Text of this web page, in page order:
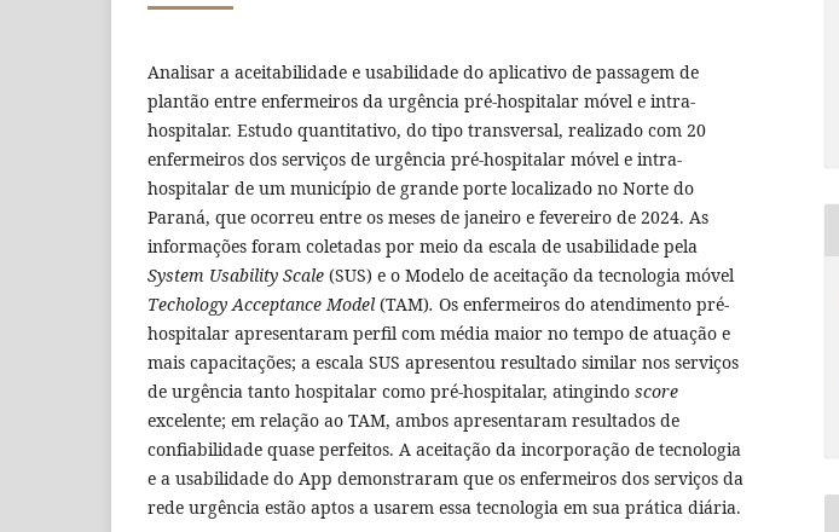
Analisar a aceitabilidade e usabilidade do aplicativo de passagem de
plantão entre enfermeiros da urgência pré-hospitalar móvel e intra-
hospitalar. Estudo quantitativo, do tipo transversal, realizado com 20
enfermeiros dos serviços de urgência pré-hospitalar móvel e intra-
hospitalar de um município de grande porte localizado no Norte do
Paraná, que ocorreu entre os meses de janeiro e fevereiro de 2024. As
informações foram coletadas por meio da escala de usabilidade pela
System Usability Scale (SUS) e o Modelo de aceitação da tecnologia móvel
Techology Acceptance Model (TAM). Os enfermeiros do atendimento pré-
hospitalar apresentaram perfil com média maior no tempo de atuação e
mais capacitações; a escala SUS apresentou resultado similar nos serviços
de urgência tanto hospitalar como pré-hospitalar, atingindo score
excelente; em relação ao TAM, ambos apresentaram resultados de
confiabilidade quase perfeitos. A aceitação da incorporação de tecnologia
e a usabilidade do App demonstraram que os enfermeiros dos serviços da
rede urgência estão aptos a usarem essa tecnologia em sua prática diária.